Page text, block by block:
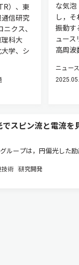
）、東
信研究
クス、
科大
学、シ
な気泡
し，
振動す
ュース
高周
ニュース
スピン流と電流を
ループは，円偏光した
生成する電流とスピンホ
を区別できることを発見
技術 研究開発